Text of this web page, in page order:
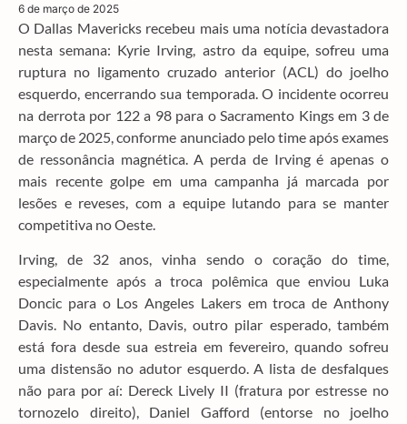
6 de março de 2025
O Dallas Mavericks recebeu mais uma notícia devastadora
nesta semana: Kyrie Irving, astro da equipe, sofreu uma
ruptura no ligamento cruzado anterior (ACL) do joelho
esquerdo, encerrando sua temporada. O incidente ocorreu
na derrota por 122 a 98 para o Sacramento Kings em 3 de
março de 2025, conforme anunciado pelo time após exames
de ressonância magnética. A perda de Irving é apenas o
mais recente golpe em uma campanha já marcada por
lesões e reveses, com a equipe lutando para se manter
competitiva no Oeste.
Irving, de 32 anos, vinha sendo o coração do time,
especialmente após a troca polêmica que enviou Luka
Doncic para o Los Angeles Lakers em troca de Anthony
Davis. No entanto, Davis, outro pilar esperado, também
está fora desde sua estreia em fevereiro, quando sofreu
uma distensão no adutor esquerdo. A lista de desfalques
não para por aí: Dereck Lively II (fratura por estresse no
tornozelo direito), Daniel Gafford (entorse no joelho